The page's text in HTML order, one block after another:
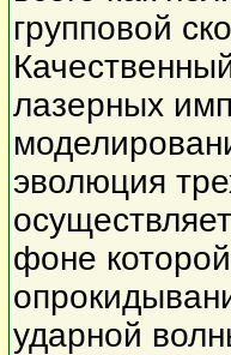
групповой
лазерных
эволюция
фоне
ударной